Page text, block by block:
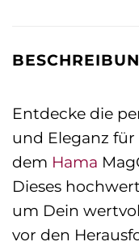
Entdecke die
und Eleganz
dem Hama
Dieses
um Dein
vor den